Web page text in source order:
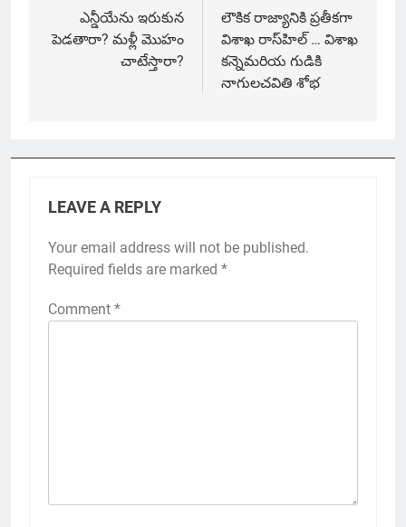
navigation
ఎన్డీయేను ఇరుకున
పెడతారా? మళ్లీ మొహం
చాటేస్తారా?
లౌకిక రాజ్యానికి ప్రతీకగా
విశాఖ రాస్‌హిల్‌ … విశాఖ
క‌న్నెమ‌రియ‌ గుడికి
నాగుల‌చ‌వితి శోభ‌
LEAVE A REPLY
Your email address will not be published.
Required fields are marked *
Comment *